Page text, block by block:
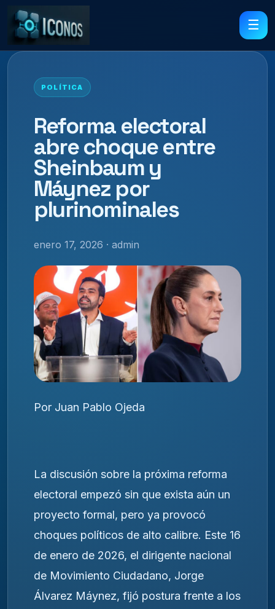
☰
POLÍTICA
Reforma electoral
abre choque entre
Sheinbaum y
Máynez por
plurinominales
enero 17, 2026 · admin
Por Juan Pablo Ojeda
La discusión sobre la próxima reforma
electoral empezó sin que exista aún un
proyecto formal, pero ya provocó
choques políticos de alto calibre. Este 16
de enero de 2026, el dirigente nacional
de Movimiento Ciudadano, Jorge
Álvarez Máynez, fijó postura frente a los